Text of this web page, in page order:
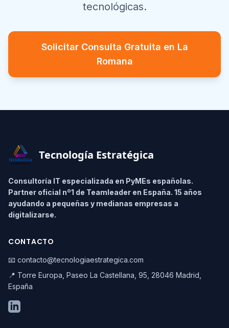
tecnológicas.
Solicitar Consulta Gratuita en La
Romana
Tecnología Estratégica
Consultoría IT especializada en PyMEs españolas.
Partner oficial nº1 de Teamleader en España. 15 años
ayudando a pequeñas y medianas empresas a
digitalizarse.
CONTACTO
📧 contacto@tecnologiaestrategica.com
📍 Torre Europa, Paseo La Castellana, 95, 28046 Madrid,
España